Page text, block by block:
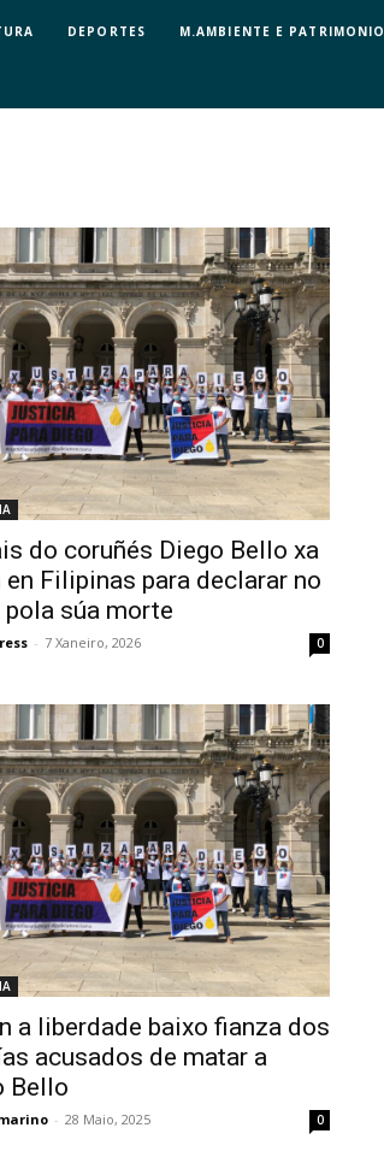
DEPORTES M.AMBIENTE E PATRIMONIO
do coruñés Diego Bello xa
en Filipinas para declarar no
súa morte
- 7 Xaneiro, 2026 0
a liberdade baixo fianza dos
acusados de matar a
Bello
- 28 Maio, 2025 0